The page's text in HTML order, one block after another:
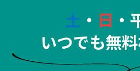
土 ・ 日 ・
いつでも無